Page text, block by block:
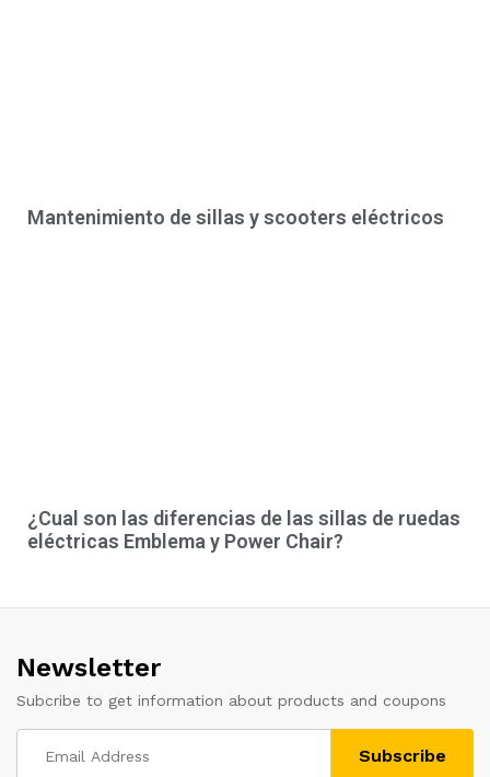
Mantenimiento de sillas y scooters eléctricos
¿Cual son las diferencias de las sillas de ruedas
eléctricas Emblema y Power Chair?
Newsletter
Subcribe to get information about products and coupons